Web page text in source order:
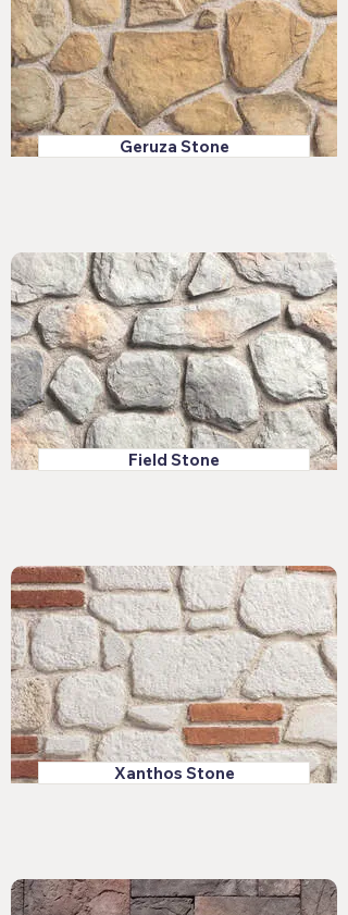
Geruza Stone
Field Stone
Xanthos Stone